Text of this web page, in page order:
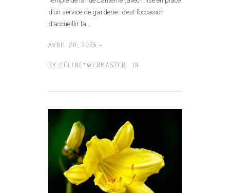
d’un service de garderie : c’est l’occasion
d’accueillir la...
AVRIL 20, 2025 -
BY CÉLINE*WEBMASTER IN